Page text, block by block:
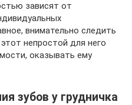
зависят от
внимательно следить
непростой для него
оказывать ему
зубов у грудничка